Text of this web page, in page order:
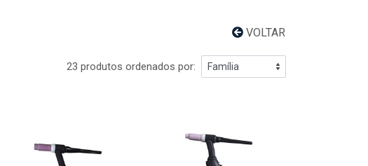
VOLTAR
23 produtos ordenados por: